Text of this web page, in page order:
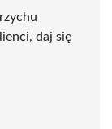
daj się